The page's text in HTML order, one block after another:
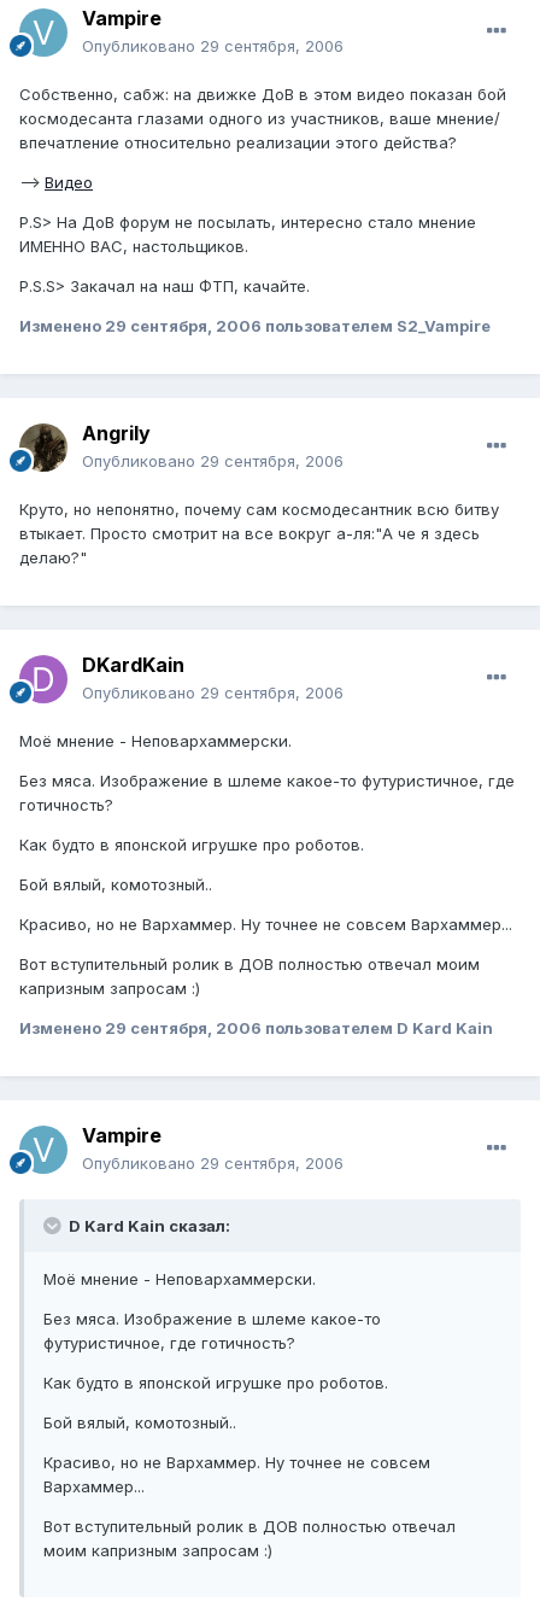
Vampire
Опубликовано 29 сентября, 2006
Собственно, сабж: на движке ДоВ в этом видео показан бой
космодесанта глазами одного из участников, ваше мнение/
впечатление относительно реализации этого действа?
--> Видео
P.S> На ДоВ форум не посылать, интересно стало мнение
ИМЕННО ВАС, настольщиков.
P.S.S> Закачал на наш ФТП, качайте.
Изменено 29 сентября, 2006 пользователем S2_Vampire
Angrily
Опубликовано 29 сентября, 2006
Круто, но непонятно, почему сам космодесантник всю битву
втыкает. Просто смотрит на все вокруг а-ля:"А че я здесь
делаю?"
DKardKain
Опубликовано 29 сентября, 2006
Моё мнение - Неповархаммерски.
Без мяса. Изображение в шлеме какое-то футуристичное, где
готичность?
Как будто в японской игрушке про роботов.
Бой вялый, комотозный..
Красиво, но не Вархаммер. Ну точнее не совсем Вархаммер...
Вот вступительный ролик в ДОВ полностью отвечал моим
капризным запросам :)
Изменено 29 сентября, 2006 пользователем D Kard Kain
Vampire
Опубликовано 29 сентября, 2006
D Kard Kain сказал:
Моё мнение - Неповархаммерски.
Без мяса. Изображение в шлеме какое-то
футуристичное, где готичность?
Как будто в японской игрушке про роботов.
Бой вялый, комотозный..
Красиво, но не Вархаммер. Ну точнее не совсем
Вархаммер...
Вот вступительный ролик в ДОВ полностью отвечал
моим капризным запросам :)